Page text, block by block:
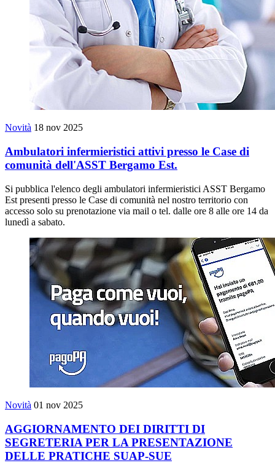
Novità 18 nov 2025
Ambulatori infermieristici attivi presso le Case di
comunità dell'ASST Bergamo Est.
Si pubblica l'elenco degli ambulatori infermieristici ASST Bergamo
Est presenti presso le Case di comunità nel nostro territorio con
accesso solo su prenotazione via mail o tel. dalle ore 8 alle ore 14 da
lunedì a sabato.
Novità 01 nov 2025
AGGIORNAMENTO DEI DIRITTI DI
SEGRETERIA PER LA PRESENTAZIONE
DELLE PRATICHE SUAP-SUE